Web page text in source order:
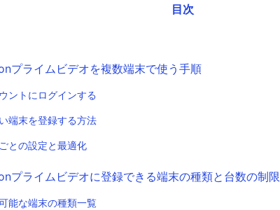
目次
プライムビデオを複数端末で使う手順
ントにログインする
端末を登録する方法
との設定と最適化
プライムビデオに登録できる端末の種類と台数の制限
能な端末の種類一覧